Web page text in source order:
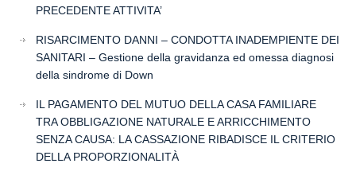
PRECEDENTE ATTIVITA’
RISARCIMENTO DANNI – CONDOTTA INADEMPIENTE DEI
SANITARI – Gestione della gravidanza ed omessa diagnosi
della sindrome di Down
IL PAGAMENTO DEL MUTUO DELLA CASA FAMILIARE
TRA OBBLIGAZIONE NATURALE E ARRICCHIMENTO
SENZA CAUSA: LA CASSAZIONE RIBADISCE IL CRITERIO
DELLA PROPORZIONALITÀ